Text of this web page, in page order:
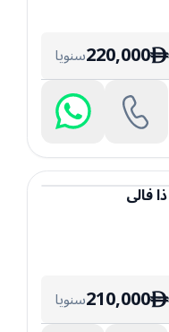
ê
220,000سنويا
ذا فالي
ê
210,000سنويا